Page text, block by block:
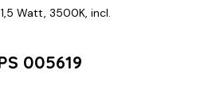
Watt, 3500K, incl.
005619